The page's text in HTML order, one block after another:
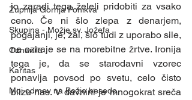
Župnija Gornja Ponikva
Skupina - Možje sv. Jožefa
Oznanila
Karitas
Moj odmev na Božjo besedo
jo zaradi tega želeli pridobiti za vsako
ceno. Če ni šlo zlepa z denarjem,
pogajanji, je, žal, šlo tudi z uporabo sile,
ne oziraje se na morebitne žrtve. Ironija
tega je, da se starodavni vzorec
ponavlja povsod po svetu, celo čisto
blizu nas. V davnini je mnogokrat sreča